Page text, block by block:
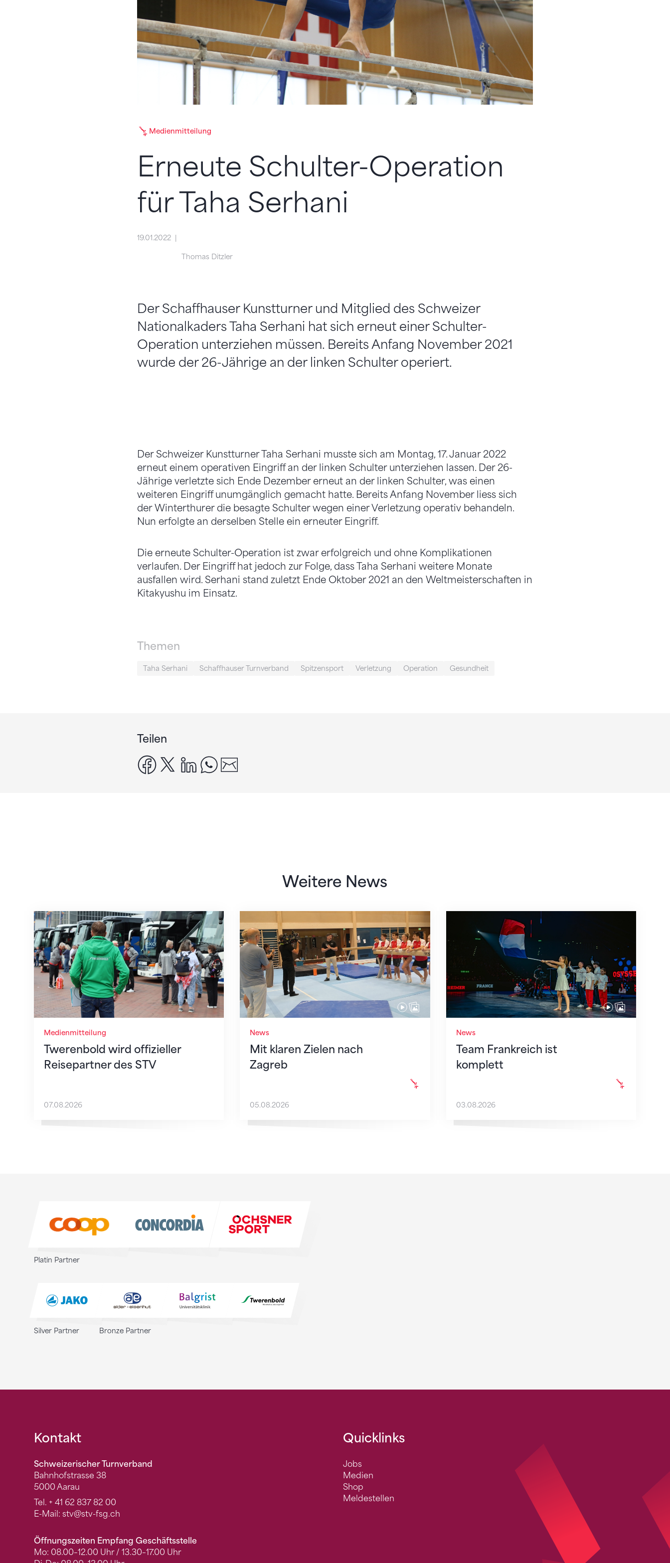
Medienmitteilung
Erneute Schulter-Operation
für Taha Serhani
19.01.2022
Thomas Ditzler
Der Schaffhauser Kunstturner und Mitglied des Schweizer
Nationalkaders Taha Serhani hat sich erneut einer Schulter-
Operation unterziehen müssen. Bereits Anfang November 2021
wurde der 26-Jährige an der linken Schulter operiert.
Der Schweizer Kunstturner Taha Serhani musste sich am Montag, 17. Januar 2022
erneut einem operativen Eingriff an der linken Schulter unterziehen lassen. Der 26-
Jährige verletzte sich Ende Dezember erneut an der linken Schulter, was einen
weiteren Eingriff unumgänglich gemacht hatte. Bereits Anfang November liess sich
der Winterthurer die besagte Schulter wegen einer Verletzung operativ behandeln.
Nun erfolgte an derselben Stelle ein erneuter Eingriff.
Die erneute Schulter-Operation ist zwar erfolgreich und ohne Komplikationen
verlaufen. Der Eingriff hat jedoch zur Folge, dass Taha Serhani weitere Monate
ausfallen wird. Serhani stand zuletzt Ende Oktober 2021 an den Weltmeisterschaften in
Kitakyushu im Einsatz.
Themen
Taha Serhani Schaffhauser Turnverband Spitzensport Verletzung Operation Gesundheit
Teilen
facebook
x linkedinwhatsapp
Weitere News
Medienmitteilung
Twerenbold wird offizieller
Reisepartner des STV
Twerenbold wird offizieller Reisepartner des STV
07.08.2026
News
Mit klaren Zielen nach
Zagreb
Mit klaren Zielen nach Zagreb
05.08.2026
News
Team Frankreich ist
komplett
Team Frankreich ist komplett
03.08.2026
Platin Partner
Silver Partner Bronze Partner
Fusszeile
Kontakt
Schweizerischer Turnverband
Bahnhofstrasse 38
5000 Aarau
Tel. + 41 62 837 82 00
E-Mail: stv@stv-fsg.ch
Öffnungszeiten Empfang Geschäftsstelle
Mo: 08.00–12.00 Uhr / 13.30–17.00 Uhr
Quicklinks
Jobs
Medien
Shop
Meldestellen